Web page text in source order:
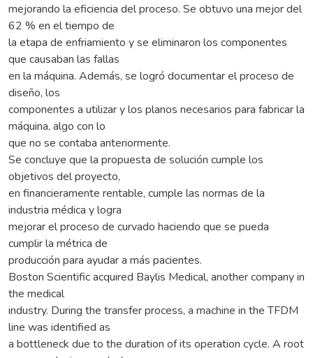
mejorando la eficiencia del proceso. Se obtuvo una mejor del
62 % en el tiempo de
la etapa de enfriamiento y se eliminaron los componentes
que causaban las fallas
en la máquina. Además, se logró documentar el proceso de
diseño, los
componentes a utilizar y los planos necesarios para fabricar la
máquina, algo con lo
que no se contaba anteriormente.
Se concluye que la propuesta de solución cumple los
objetivos del proyecto,
en financieramente rentable, cumple las normas de la
industria médica y logra
mejorar el proceso de curvado haciendo que se pueda
cumplir la métrica de
producción para ayudar a más pacientes.
Boston Scientific acquired Baylis Medical, another company in
the medical
industry. During the transfer process, a machine in the TFDM
line was identified as
a bottleneck due to the duration of its operation cycle. A root